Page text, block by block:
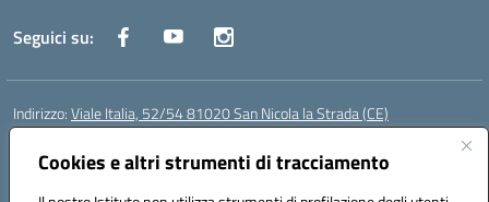
Cookies e altri strumenti di tracciamento
Seguici su:
Indirizzo:Viale Italia, 52/54 81020 San Nicola la Strada (CE)
Centralino:
Posta elettronica certificata (PEC):ceic86700d@pec.istruzione.it